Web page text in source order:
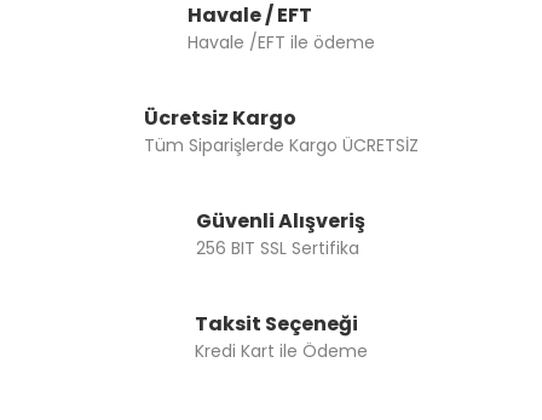
Havale / EFT
Havale /EFT ile ödeme
Ücretsiz Kargo
Tüm Siparişlerde Kargo ÜCRETSİZ
Güvenli Alışveriş
256 BIT SSL Sertifika
Taksit Seçeneği
Kredi Kart ile Ödeme